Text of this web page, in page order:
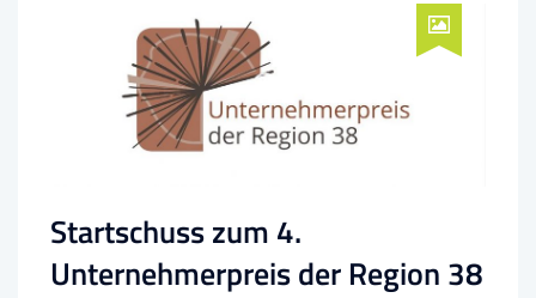
Startschuss zum 4.
Unternehmerpreis der Region 38